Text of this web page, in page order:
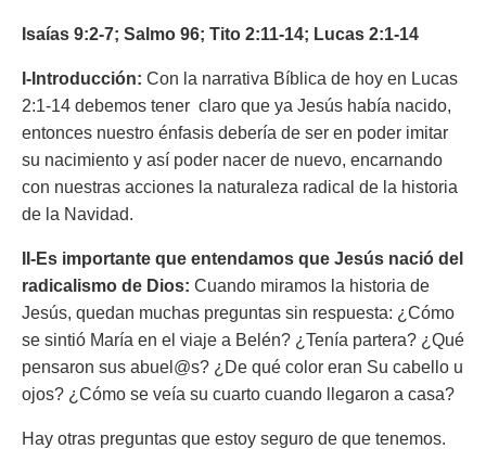
Isaías 9:2-7; Salmo 96; Tito 2:11-14; Lucas 2:1-14
I-Introducción: Con la narrativa Bíblica de hoy en Lucas
2:1-14 debemos tener claro que ya Jesús había nacido,
entonces nuestro énfasis debería de ser en poder imitar
su nacimiento y así poder nacer de nuevo, encarnando
con nuestras acciones la naturaleza radical de la historia
de la Navidad.
II-Es importante que entendamos que Jesús nació del
radicalismo de Dios: Cuando miramos la historia de
Jesús, quedan muchas preguntas sin respuesta: ¿Cómo
se sintió María en el viaje a Belén? ¿Tenía partera? ¿Qué
pensaron sus abuel@s? ¿De qué color eran Su cabello u
ojos? ¿Cómo se veía su cuarto cuando llegaron a casa?
Hay otras preguntas que estoy seguro de que tenemos.